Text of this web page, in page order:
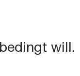
will.